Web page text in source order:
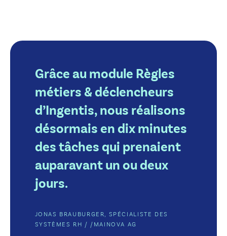
Grâce au module Règles
métiers & déclencheurs
d’Ingentis, nous réalisons
désormais en dix minutes
des tâches qui prenaient
auparavant un ou deux
jours.
JONAS BRAUBURGER, SPÉCIALISTE DES
SYSTÈMES RH / / MAINOVA AG